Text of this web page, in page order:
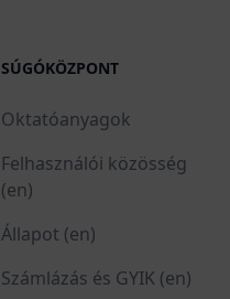
SÚGÓKÖZPONT
Oktatóanyagok
Felhasználói közösség
(en)
Állapot (en)
Számlázás és GYIK (en)